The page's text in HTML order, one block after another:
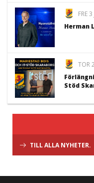
FRE
Herman
TOR
Stöd
TILL ALLA NYHETER.